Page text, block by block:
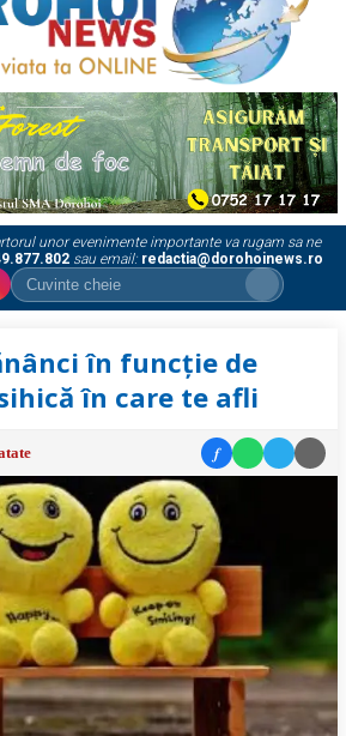
unor evenimente importante va rugam sa ne
sau email: redactia@dorohoinews.ro
în funcție de
în care te afli
f